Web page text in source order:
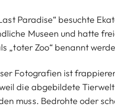
Paradise“ besuchte
Museen und hatte
„toter Zoo“ benannt
Fotografien ist
die abgebildete
muss. Bedrohte oder